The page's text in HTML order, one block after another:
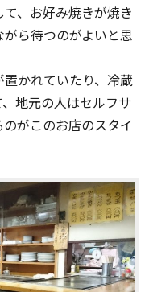
、お好み焼きが焼き
ら待つのがよいと思
かれていたり、冷蔵
地元の人はセルフサ
がこのお店のスタイ